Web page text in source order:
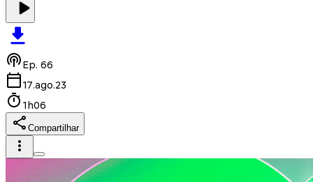
Ep. 66
17.ago.23
1h06
Compartilhar